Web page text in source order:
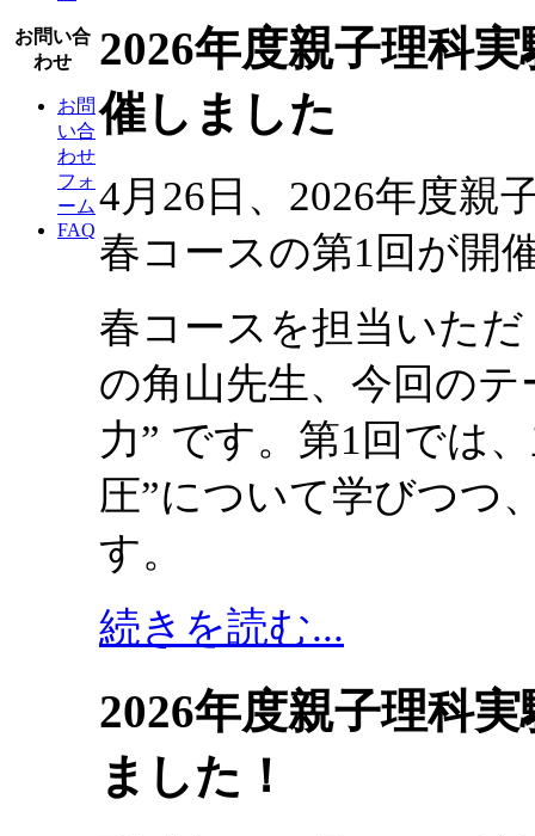
お問い合
わせ
お問
い合
わせ
フォ
ーム
FAQ
2026年度親子理科
催しました
4月26日、2026年度親
春コースの第1回が開
春コースを担当いた
の角山先生、今回の
力” です。第1回では
圧”について学びつつ
す。
続きを読む...
2026年度親子理科
ました！